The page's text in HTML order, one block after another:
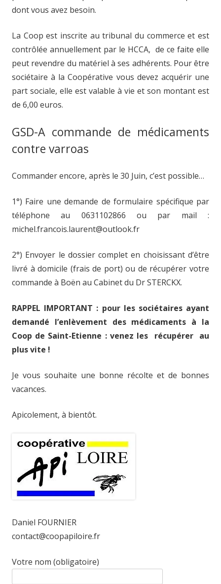
dont vous avez besoin.
La Coop est inscrite au tribunal du commerce et est
contrôlée annuellement par le HCCA, de ce faite elle
peut revendre du matériel à ses adhérents. Pour être
sociétaire à la Coopérative vous devez acquérir une
part sociale, elle est valable à vie et son montant est
de 6,00 euros.
GSD-A commande de médicaments
contre varroas
Commander encore, après le 30 Juin, c’est possible…
1°) Faire une demande de formulaire spécifique par
téléphone au 0631102866 ou par mail :
michel.francois.laurent@outlook.fr
2°) Envoyer le dossier complet en choisissant d’être
livré à domicile (frais de port) ou de récupérer votre
commande à Boën au Cabinet du Dr STERCKX.
RAPPEL IMPORTANT : pour les sociétaires ayant
demandé l’enlèvement des médicaments à la
Coop de Saint-Etienne : venez les récupérer au
plus vite !
Je vous souhaite une bonne récolte et de bonnes
vacances.
Apicolement, à bientôt.
Daniel FOURNIER
contact@coopapiloire.fr
Votre nom (obligatoire)